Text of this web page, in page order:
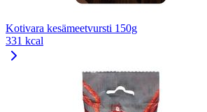
Kotivara kesämeetvursti 150g
331 kcal